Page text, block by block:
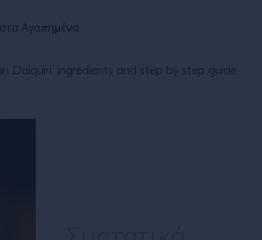
Αγαπημένα
Daiquiri: ingredients and step by step guide.